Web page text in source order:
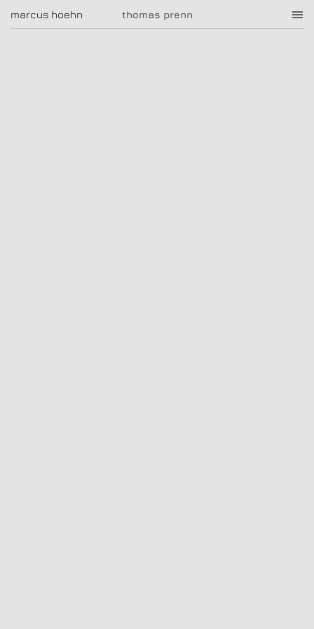
thomas prenn
marcus hoehn marcus hoehn
|